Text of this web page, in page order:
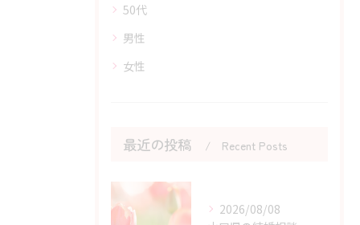
50代
男性
女性
最近の投稿 Recent Posts
2026/08/08